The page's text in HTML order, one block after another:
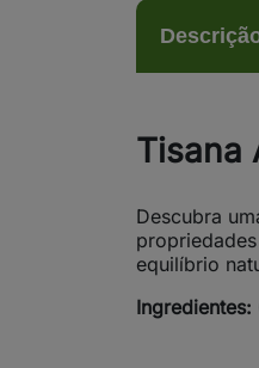
Tisana
Descubra
equilíbrio
Ingredientes: